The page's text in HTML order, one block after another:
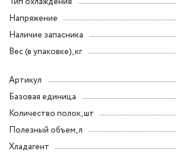
Напряжение
Наличие запасника
Вес (в упаковке), кг
Артикул
Базовая единица
Количество полок, шт
Полезный объем, л
Хладагент